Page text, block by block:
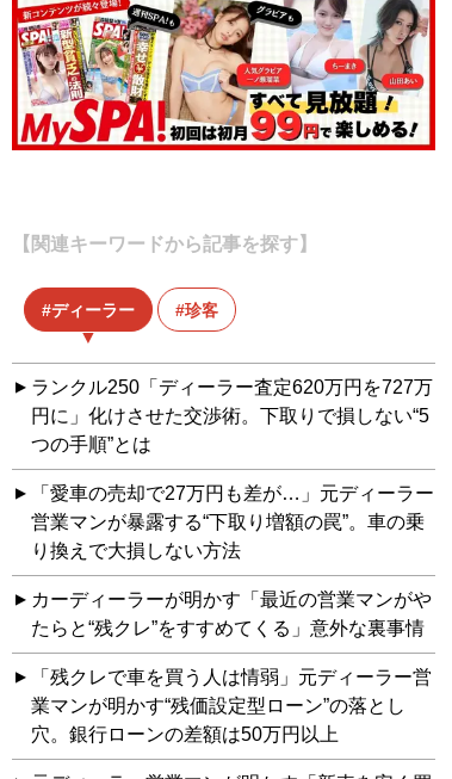
【関連キーワードから記事を探す】
ディーラー 珍客
ランクル250「ディーラー査定620万円を727万
円に」化けさせた交渉術。下取りで損しない“5
つの手順”とは
「愛車の売却で27万円も差が…」元ディーラー
営業マンが暴露する“下取り増額の罠”。車の乗
り換えで大損しない方法
カーディーラーが明かす「最近の営業マンがや
たらと“残クレ”をすすめてくる」意外な裏事情
「残クレで車を買う人は情弱」元ディーラー営
業マンが明かす“残価設定型ローン”の落とし
穴。銀行ローンの差額は50万円以上